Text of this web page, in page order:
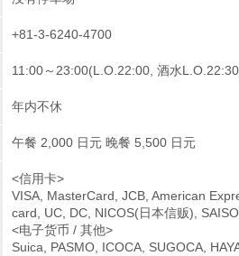
+81-3-6240-4700
11:00～23:00(L.O.22:00, 酒水
年内不休
午餐 2,000 日元 晚餐 5,500 日元
<信用卡>
VISA, MasterCard, JCB, American
card, UC, DC, NICOS(日本信贩),
<电子货币 / 其他>
Suica, PASMO, ICOCA, SUGOCA,